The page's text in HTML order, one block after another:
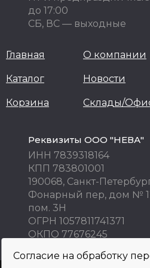
Согласие на обработку
до 17:00
СБ, ВС — выходные
Главная
Каталог
Корзина
О компании
Новости
Склады/
Реквизиты ООО "НЕВА"
ИНН 7839318164
КПП 783801001
190068, Санкт-
Фонарный пер, дом №
пом. 3Н
ОГРН 1057811741371
ОКПО 77676245